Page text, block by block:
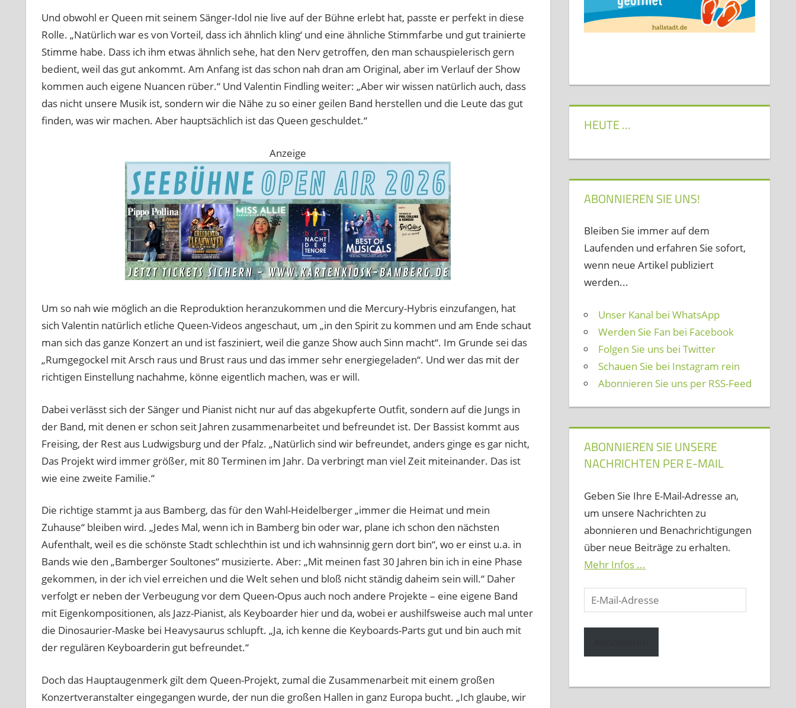
Und obwohl er Queen mit seinem Sänger-Idol nie live auf der Bühne erlebt hat, passte er perfekt in diese
Rolle. „Natürlich war es von Vorteil, dass ich ähnlich kling‘ und eine ähnliche Stimmfarbe und gut trainierte
Stimme habe. Dass ich ihm etwas ähnlich sehe, hat den Nerv getroffen, den man schauspielerisch gern
bedient, weil das gut ankommt. Am Anfang ist das schon nah dran am Original, aber im Verlauf der Show
kommen auch eigene Nuancen rüber.“ Und Valentin Findling weiter: „Aber wir wissen natürlich auch, dass
das nicht unsere Musik ist, sondern wir die Nähe zu so einer geilen Band herstellen und die Leute das gut
finden, was wir machen. Aber hauptsächlich ist das Queen geschuldet.“
Anzeige
Um so nah wie möglich an die Reproduktion heranzukommen und die Mercury-Hybris einzufangen, hat
sich Valentin natürlich etliche Queen-Videos angeschaut, um „in den Spirit zu kommen und am Ende schaut
man sich das ganze Konzert an und ist fasziniert, weil die ganze Show auch Sinn macht“. Im Grunde sei das
„Rumgegockel mit Arsch raus und Brust raus und das immer sehr energiegeladen“. Und wer das mit der
richtigen Einstellung nachahme, könne eigentlich machen, was er will.
Dabei verlässt sich der Sänger und Pianist nicht nur auf das abgekupferte Outfit, sondern auf die Jungs in
der Band, mit denen er schon seit Jahren zusammenarbeitet und befreundet ist. Der Bassist kommt aus
Freising, der Rest aus Ludwigsburg und der Pfalz. „Natürlich sind wir befreundet, anders ginge es gar nicht,
Das Projekt wird immer größer, mit 80 Terminen im Jahr. Da verbringt man viel Zeit miteinander. Das ist
wie eine zweite Familie.“
Die richtige stammt ja aus Bamberg, das für den Wahl-Heidelberger „immer die Heimat und mein
Zuhause“ bleiben wird. „Jedes Mal, wenn ich in Bamberg bin oder war, plane ich schon den nächsten
Aufenthalt, weil es die schönste Stadt schlechthin ist und ich wahnsinnig gern dort bin“, wo er einst u.a. in
Bands wie den „Bamberger Soultones“ musizierte. Aber: „Mit meinen fast 30 Jahren bin ich in eine Phase
gekommen, in der ich viel erreichen und die Welt sehen und bloß nicht ständig daheim sein will.“ Daher
verfolgt er neben der Verbeugung vor dem Queen-Opus auch noch andere Projekte – eine eigene Band
mit Eigenkompositionen, als Jazz-Pianist, als Keyboarder hier und da, wobei er aushilfsweise auch mal unter
die Dinosaurier-Maske bei Heavysaurus schlupft. „Ja, ich kenne die Keyboards-Parts gut und bin auch mit
der regulären Keyboarderin gut befreundet.“
Doch das Hauptaugenmerk gilt dem Queen-Projekt, zumal die Zusammenarbeit mit einem großen
Konzertveranstalter eingegangen wurde, der nun die großen Hallen in ganz Europa bucht. „Ich glaube, wir
HEUTE …
ABONNIEREN SIE UNS!
Bleiben Sie immer auf dem
Laufenden und erfahren Sie sofort,
wenn neue Artikel publiziert
werden...
Unser Kanal bei WhatsApp
Werden Sie Fan bei Facebook
Folgen Sie uns bei Twitter
Schauen Sie bei Instagram rein
Abonnieren Sie uns per RSS-Feed
ABONNIEREN SIE UNSERE
NACHRICHTEN PER E-MAIL
Geben Sie Ihre E-Mail-Adresse an,
um unsere Nachrichten zu
abonnieren und Benachrichtigungen
über neue Beiträge zu erhalten.
Mehr Infos ...
E-
Mail-
Adresse